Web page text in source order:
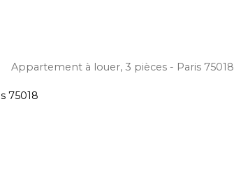
Appartement à louer, 3 pièces - Paris 75018